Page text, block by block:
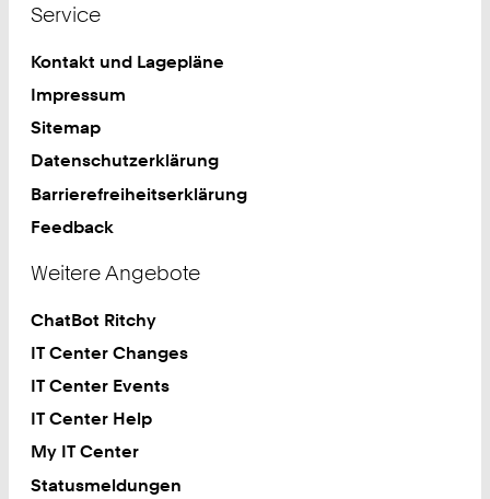
Service
Kontakt und Lagepläne
Impressum
Sitemap
Datenschutzerklärung
Barrierefreiheitserklärung
Feedback
Weitere Angebote
ChatBot Ritchy
IT Center Changes
IT Center Events
IT Center Help
My IT Center
Statusmeldungen